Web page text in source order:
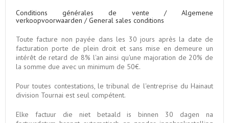
Conditions générales de vente / Algemene
verkoopvoorwaarden / General sales conditions
Toute facture non payée dans les 30 jours après la date de
facturation porte de plein droit et sans mise en demeure un
intérêt de retard de 8% l'an ainsi qu'une majoration de 20% de
la somme due avec un minimum de 50€.
Pour toutes contestations, le tribunal de l'entreprise du Hainaut
division Tournai est seul compétent.
Elke factuur die niet betaald is binnen 30 dagen na